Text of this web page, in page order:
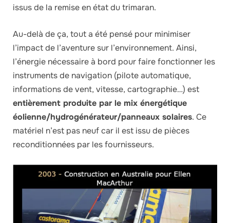
issus de la remise en état du trimaran.
Au-delà de ça, tout a été pensé pour minimiser
l’impact de l’aventure sur l’environnement. Ainsi,
l’énergie nécessaire à bord pour faire fonctionner les
instruments de navigation (pilote automatique,
informations de vent, vitesse, cartographie…) est
entièrement produite par le mix énergétique
éolienne/hydrogénérateur/panneaux solaires. Ce
matériel n’est pas neuf car il est issu de pièces
reconditionnées par les fournisseurs.